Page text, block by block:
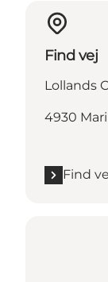
Find vej
Lollands
4930
Find